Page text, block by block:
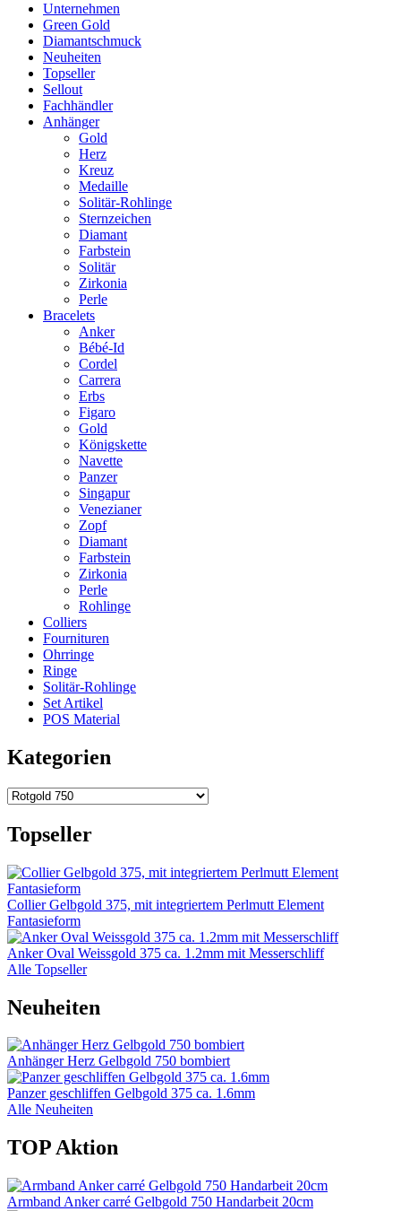
Unternehmen
Green Gold
Diamantschmuck
Neuheiten
Topseller
Sellout
Fachhändler
Anhänger
Gold
Herz
Kreuz
Medaille
Solitär-Rohlinge
Sternzeichen
Diamant
Farbstein
Solitär
Zirkonia
Perle
Bracelets
Anker
Bébé-Id
Cordel
Carrera
Erbs
Figaro
Gold
Königskette
Navette
Panzer
Singapur
Venezianer
Zopf
Diamant
Farbstein
Zirkonia
Perle
Rohlinge
Colliers
Fournituren
Ohrringe
Ringe
Solitär-Rohlinge
Set Artikel
POS Material
Kategorien
Topseller
Collier Gelbgold 375, mit integriertem Perlmutt Element
Fantasieform
Anker Oval Weissgold 375 ca. 1.2mm mit Messerschliff
Alle Topseller
Neuheiten
Anhänger Herz Gelbgold 750 bombiert
Panzer geschliffen Gelbgold 375 ca. 1.6mm
Alle Neuheiten
TOP Aktion
Armband Anker carré Gelbgold 750 Handarbeit 20cm